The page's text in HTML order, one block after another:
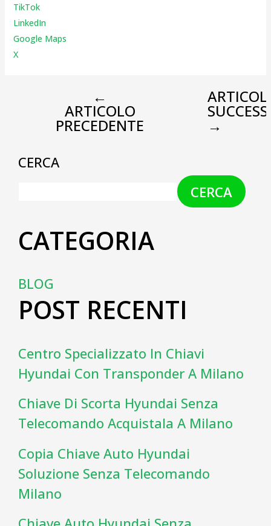
TikTok
LinkedIn
Google Maps
X
←
ARTICOLO
PRECEDENTE →
CERCA
CERCA
CATEGORIA
BLOG
POST RECENTI
Centro Specializzato In Chiavi
Hyundai Con Transponder A Milano
Chiave Di Scorta Hyundai Senza
Telecomando Acquistala A Milano
Copia Chiave Auto Hyundai
Soluzione Senza Telecomando
Milano